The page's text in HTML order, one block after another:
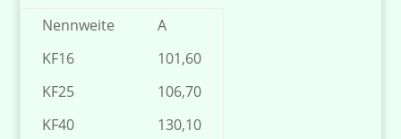
Nennweite
A
KF16
101,60
KF25
106,70
KF40
130,10